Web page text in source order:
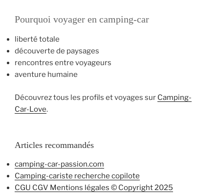
Pourquoi voyager en camping-car
liberté totale
découverte de paysages
rencontres entre voyageurs
aventure humaine
Découvrez tous les profils et voyages sur Camping-
Car-Love.
Articles recommandés
camping-car-passion.com
Camping-cariste recherche copilote
CGU CGV Mentions légales © Copyright 2025